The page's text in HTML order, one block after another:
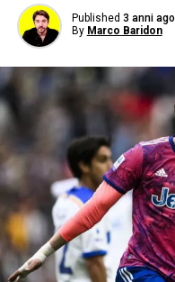
Published 3 anni ago
By Marco Baridon